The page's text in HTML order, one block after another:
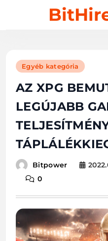
Egyéb kategória
AZ XPG
LEGÚJABB
Bitpower
0